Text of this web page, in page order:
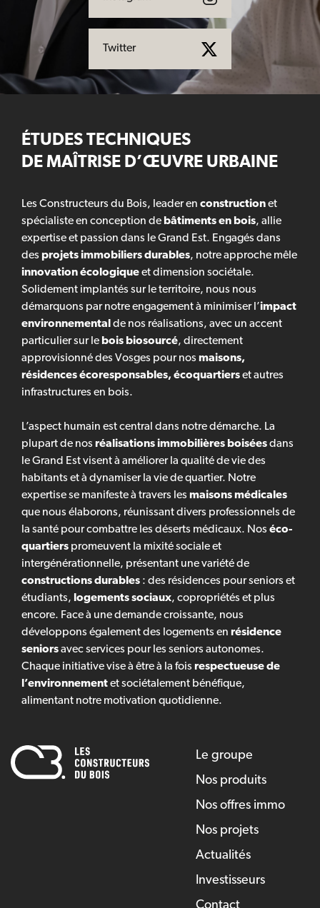
Twitter
ÉTUDES TECHNIQUES
DE MAÎTRISE D’ŒUVRE URBAINE
Les Constructeurs du Bois, leader en constructionet
spécialiste en conception de bâtiments en bois, allie
expertise et passion dans le Grand Est. Engagés dans
des projets immobiliers durables, notre approche mêle
innovation écologiqueet dimension sociétale.
Solidement implantés sur le territoire, nous nous
démarquons par notre engagement à minimiser l’impact
environnementalde nos réalisations, avec un accent
particulier sur le bois biosourcé, directement
approvisionné des Vosges pour nos maisons,
résidences écoresponsables, écoquartierset autres
infrastructures en bois.
L’aspect humain est central dans notre démarche. La
plupart de nos réalisations immobilières boiséesdans
le Grand Est visent à améliorer la qualité de vie des
habitants et à dynamiser la vie de quartier. Notre
expertise se manifeste à travers les maisons médicales
que nous élaborons, réunissant divers professionnels de
la santé pour combattre les déserts médicaux. Nos éco-
quartiers promeuvent la mixité sociale et
intergénérationnelle, présentant une variété de
constructions durables : des résidences pour seniors et
étudiants, logements sociaux, copropriétés et plus
encore. Face à une demande croissante, nous
développons également des logements en résidence
seniorsavec services pour les seniors autonomes.
Chaque initiative vise à être à la fois respectueuse de
l’environnementet sociétalement bénéfique,
alimentant notre motivation quotidienne.
Le groupe
Nos produits
Nos offres immo
Nos projets
Actualités
Investisseurs